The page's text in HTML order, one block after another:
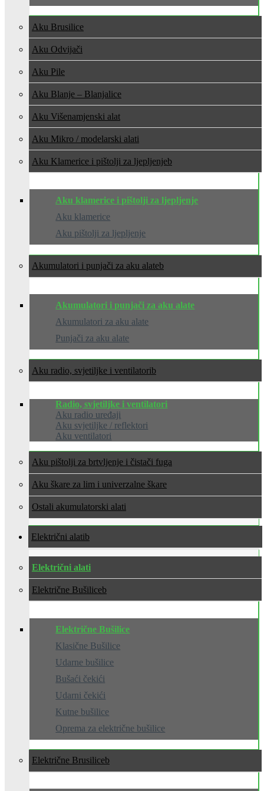
Aku Brusilice
Aku Odvijači
Aku Pile
Aku Blanje – Blanjalice
Aku Višenamjenski alat
Aku Mikro / modelarski alati
Aku Klamerice i pištolji za ljepljenje
Aku klamerice i pištolji za ljepljenje
Aku klamerice
Aku pištolji za ljepljenje
Akumulatori i punjači za aku alate
Akumulatori i punjači za aku alate
Akumulatori za aku alate
Punjači za aku alate
Aku radio, svjetiljke i ventilatori
Radio, svjetiljke i ventilatori
Aku radio uređaji
Aku svjetiljke / reflektori
Aku ventilatori
Aku pištolji za brtvljenje i čistači fuga
Aku škare za lim i univerzalne škare
Ostali akumulatorski alati
Električni alati
Električni alati
Električne Bušilice
Električne Bušilice
Klasične Bušilice
Udarne bušilice
Bušaći čekići
Udarni čekići
Kutne bušilice
Oprema za električne bušilice
Električne Brusilice